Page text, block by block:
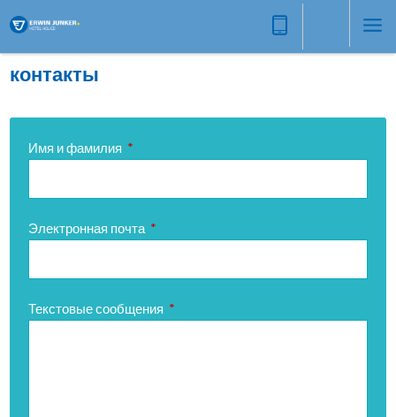
контакты
Имя и фамилия *
Электронная почта *
Текстовые сообщения *